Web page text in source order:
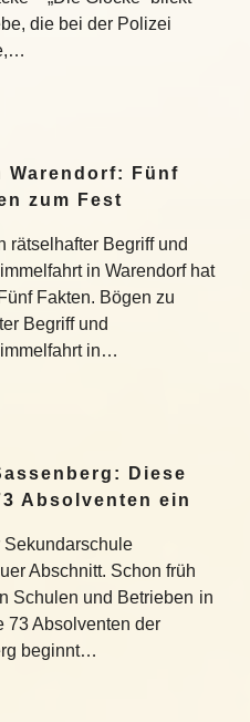
die bei der Polizei
Warendorf: Fünf
zum Fest
rätselhafter Begriff und
in Warendorf hat
Fakten. Bögen zu
Begriff und
in…
Diese
Absolventen ein
Sekundarschule
Abschnitt. Schon früh
Schulen und Betrieben in
73 Absolventen der
beginnt…